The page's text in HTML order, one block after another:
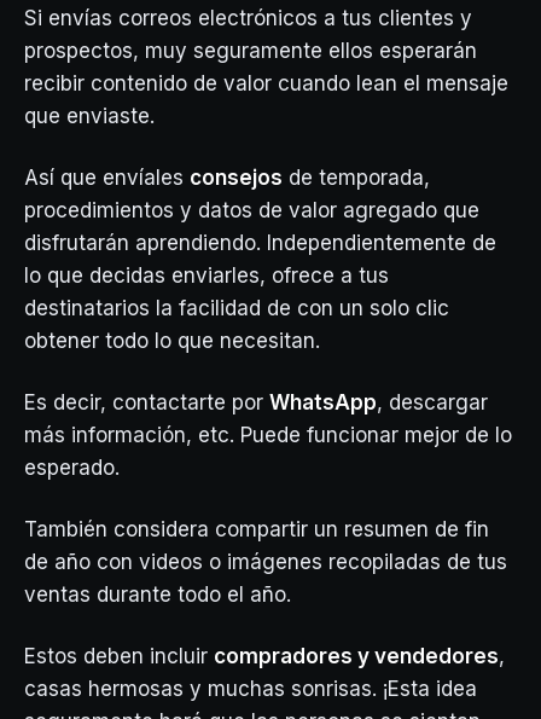
Si envías correos electrónicos a tus clientes y
prospectos, muy seguramente ellos esperarán
recibir contenido de valor cuando lean el mensaje
que enviaste.
Así que envíales consejos de temporada,
procedimientos y datos de valor agregado que
disfrutarán aprendiendo. Independientemente de
lo que decidas enviarles, ofrece a tus
destinatarios la facilidad de con un solo clic
obtener todo lo que necesitan.
Es decir, contactarte por WhatsApp, descargar
más información, etc. Puede funcionar mejor de lo
esperado.
También considera compartir un resumen de fin
de año con videos o imágenes recopiladas de tus
ventas durante todo el año.
Estos deben incluir compradores y vendedores,
casas hermosas y muchas sonrisas. ¡Esta idea